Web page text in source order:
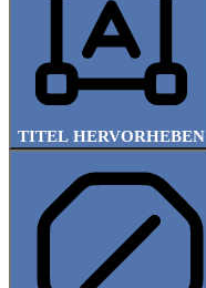
TITEL HERVORHEBEN